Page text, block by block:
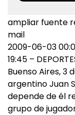
ampliar fuente
mail
2009-06-03
19:45 –
Buenso Aires, 3
argentino Juan
depende de él
grupo de